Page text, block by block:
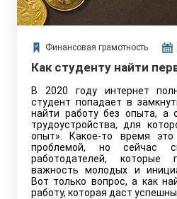
Финансовая грамотность
Как студенту найти
В 2020 году интернет
студент попадает в
найти работу без опыта, а
трудоустройства, для
опыт». Какое-то время
проблемой, но сейчас
работодателей, которые
важность молодых и
Вот только вопрос, а как
работу, которая даст